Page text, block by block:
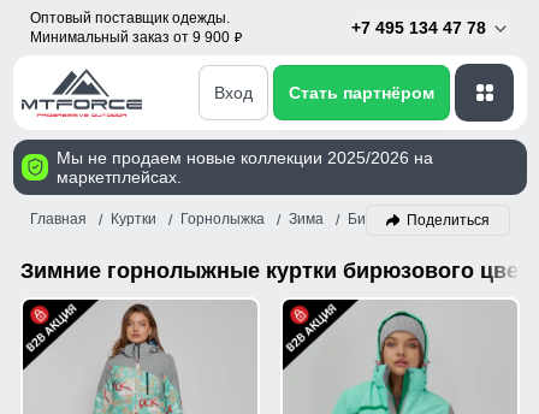
Оптовый поставщик одежды.
Минимальный заказ от 9 900 p
+7 495 134 47 78
Вход Стать партнёром
Мы не продаем новые коллекции 2025/2026 на
маркетплейсах.
Главная Куртки Горнолыжка Зима БирюзовыйПоделиться
Зимние горнолыжные куртки бирюзового